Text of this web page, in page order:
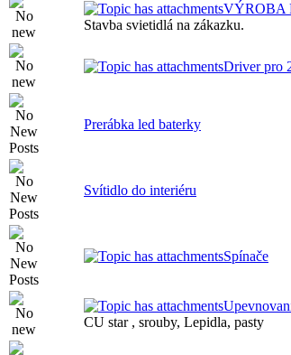
VÝROBA
Stavba svietidlá na zákazku.
Driver pro
Prerábka led baterky
Svítidlo do interiéru
Spínače
CU star , srouby, Lepidla, pasty